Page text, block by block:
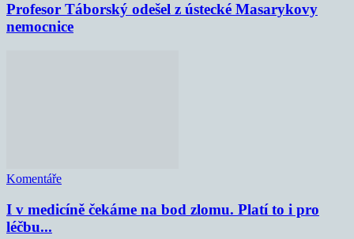
Profesor Táborský odešel z ústecké Masarykovy
nemocnice
Komentáře
I v medicíně čekáme na bod zlomu. Platí to i pro
léčbu...